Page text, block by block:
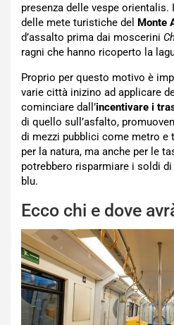
presenza delle vespe orientalis.
delle mete turistiche del Monte
d’assalto prima dai moscerini
ragni che hanno ricoperto la
Proprio per questo motivo è
varie città inizino ad applicare
cominciare dall’incentivare i
di quello sull’asfalto,
di mezzi pubblici come metro e
per la natura, ma anche per le
potrebbero risparmiare i soldi
blu.
Ecco chi e dove